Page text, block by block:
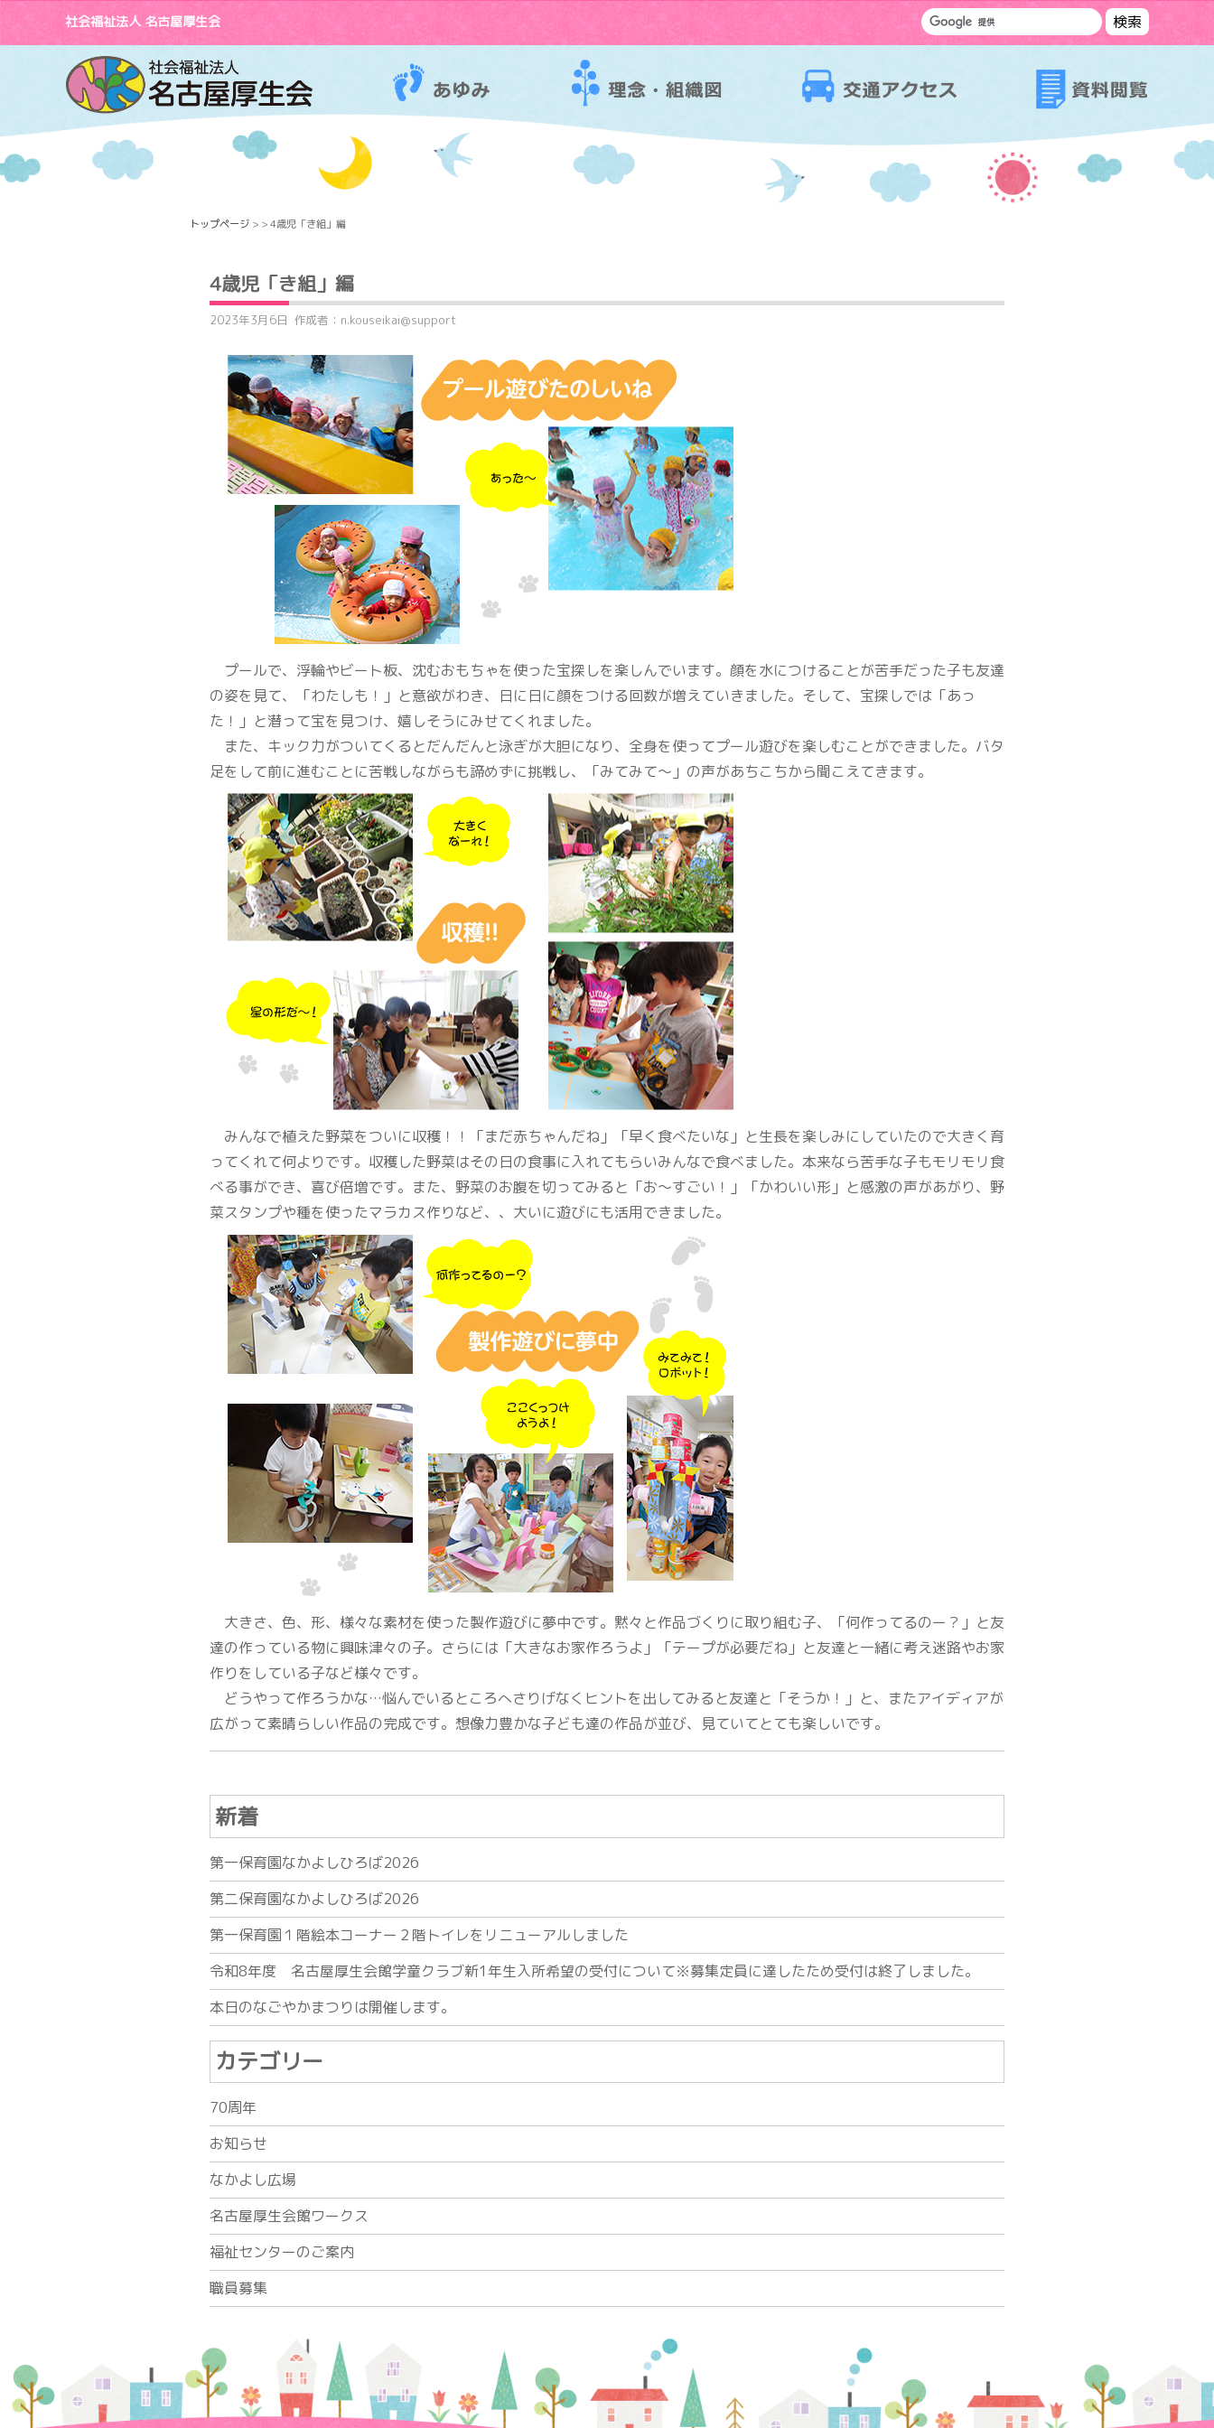
社会福祉法人 名古屋厚生会
トップページ > > 4歳児「き組」編
4歳児「き組」編
2023年3月6日 作成者：n.kouseikai@support
プールで、浮輪やビート板、沈むおもちゃを使った宝探しを楽しんでいます。顔を水につけることが苦手だった子も友達
の姿を見て、「わたしも！」と意欲がわき、日に日に顔をつける回数が増えていきました。そして、宝探しでは「あっ
た！」と潜って宝を見つけ、嬉しそうにみせてくれました。
また、キック力がついてくるとだんだんと泳ぎが大胆になり、全身を使ってプール遊びを楽しむことができました。バタ
足をして前に進むことに苦戦しながらも諦めずに挑戦し、「みてみて～」の声があちこちから聞こえてきます。
みんなで植えた野菜をついに収穫！！「まだ赤ちゃんだね」「早く食べたいな」と生長を楽しみにしていたので大きく育
ってくれて何よりです。収穫した野菜はその日の食事に入れてもらいみんなで食べました。本来なら苦手な子もモリモリ食
べる事ができ、喜び倍増です。また、野菜のお腹を切ってみると「お～すごい！」「かわいい形」と感激の声があがり、野
菜スタンプや種を使ったマラカス作りなど、、大いに遊びにも活用できました。
大きさ、色、形、様々な素材を使った製作遊びに夢中です。黙々と作品づくりに取り組む子、「何作ってるのー？」と友
達の作っている物に興味津々の子。さらには「大きなお家作ろうよ」「テープが必要だね」と友達と一緒に考え迷路やお家
作りをしている子など様々です。
どうやって作ろうかな…悩んでいるところへさりげなくヒントを出してみると友達と「そうか！」と、またアイディアが
広がって素晴らしい作品の完成です。想像力豊かな子ども達の作品が並び、見ていてとても楽しいです。
新着
第一保育園なかよしひろば2026
第二保育園なかよしひろば2026
第一保育園１階絵本コーナー２階トイレをリニューアルしました
令和8年度 名古屋厚生会館学童クラブ新1年生入所希望の受付について※募集定員に達したため受付は終了しました。
本日のなごやかまつりは開催します。
カテゴリー
70周年
お知らせ
なかよし広場
名古屋厚生会館ワークス
福祉センターのご案内
職員募集